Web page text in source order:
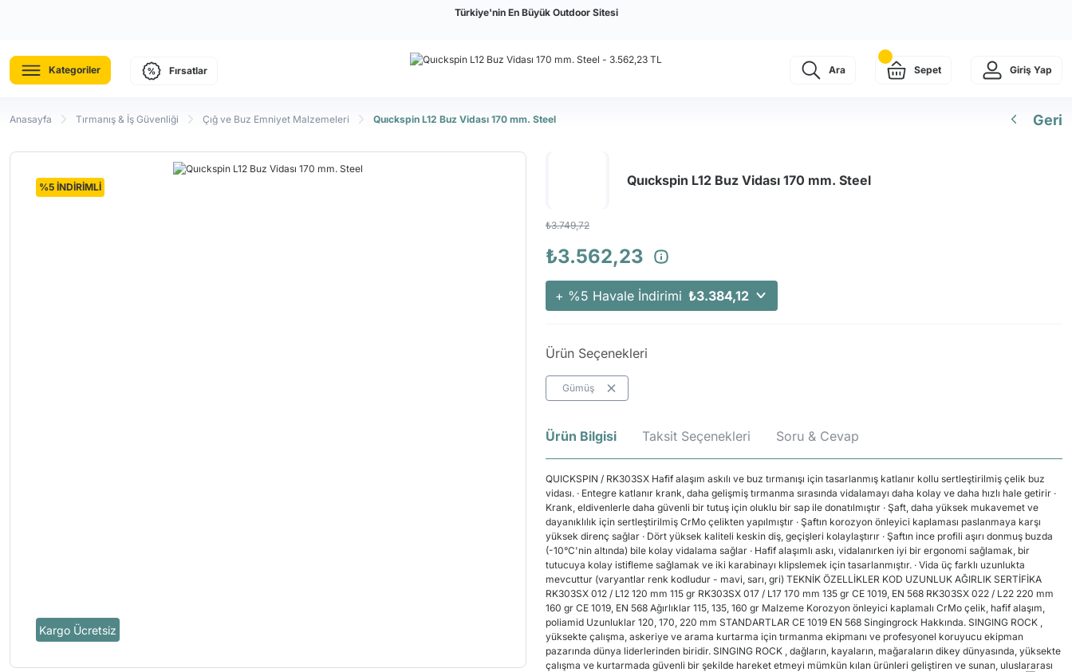
Türkiye'nin En Büyük Outdoor Sitesi
Kategoriler Fırsatlar Ara Sepet Giriş Yap
Anasayfa Tırmanış & İş Güvenliği Çığ ve Buz Emniyet Malzemeleri Quıckspin L12 Buz Vidası 170 mm. Steel Geri
Kargo Ücretsiz
%5 İNDİRİMLİ Quıckspin L12 Buz Vidası 170 mm. Steel
₺3.749,72
₺3.562,23
+ %5 Havale İndirimi ₺3.384,12
Ürün Seçenekleri
Gümüş
Ürün Bilgisi Taksit Seçenekleri Soru & Cevap
QUICKSPIN / RK303SX Hafif alaşım askılı ve buz tırmanışı için tasarlanmış katlanır kollu sertleştirilmiş çelik buz
vidası. · Entegre katlanır krank, daha gelişmiş tırmanma sırasında vidalamayı daha kolay ve daha hızlı hale getirir ·
Krank, eldivenlerle daha güvenli bir tutuş için oluklu bir sap ile donatılmıştır · Şaft, daha yüksek mukavemet ve
dayanıklılık için sertleştirilmiş CrMo çelikten yapılmıştır · Şaftın korozyon önleyici kaplaması paslanmaya karşı
yüksek direnç sağlar · Dört yüksek kaliteli keskin diş, geçişleri kolaylaştırır · Şaftın ince profili aşırı donmuş buzda
(-10°C'nin altında) bile kolay vidalama sağlar · Hafif alaşımlı askı, vidalanırken iyi bir ergonomi sağlamak, bir
tutucuya kolay istifleme sağlamak ve iki karabinayı klipslemek için tasarlanmıştır. · Vida üç farklı uzunlukta
mevcuttur (varyantlar renk kodludur - mavi, sarı, gri) TEKNİK ÖZELLİKLER KOD UZUNLUK AĞIRLIK SERTİFİKA
RK303SX 012 / L12 120 mm 115 gr RK303SX 017 / L17 170 mm 135 gr CE 1019, EN 568 RK303SX 022 / L22 220 mm
160 gr CE 1019, EN 568 Ağırlıklar 115, 135, 160 gr Malzeme Korozyon önleyici kaplamalı CrMo çelik, hafif alaşım,
poliamid Uzunluklar 120, 170, 220 mm STANDARTLAR CE 1019 EN 568 Singingrock Hakkında. SINGING ROCK ,
yüksekte çalışma, askeriye ve arama kurtarma için tırmanma ekipmanı ve profesyonel koruyucu ekipman
pazarında dünya liderlerinden biridir. SINGING ROCK , dağların, kayaların, mağaraların dikey dünyasında, yüksekte
çalışma ve kurtarmada güvenli bir şekilde hareket etmeyi mümkün kılan ürünleri geliştiren ve sunan, uluslararası